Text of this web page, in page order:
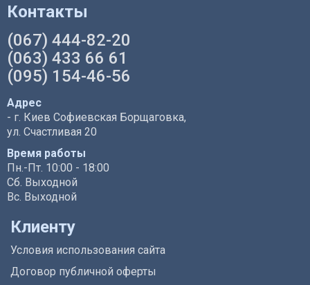
Контакты
(067) 444-82-20
(063) 433 66 61
(095) 154-46-56
Адрес
- г. Киев Софиевская Борщаговка,
ул. Счастливая 20
Время работы
Пн.-Пт. 10:00 - 18:00
Сб. Выходной
Вс. Выходной
Клиенту
Условия использования сайта
Договор публичной оферты